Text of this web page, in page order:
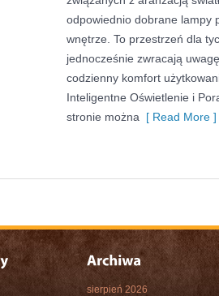
odpowiednio dobrane lampy
wnętrze. To przestrzeń dla
jednocześnie zwracają
codzienny komfort
Inteligentne Oświetlenie i
stronie można [ Read More ]
sierpień 2026